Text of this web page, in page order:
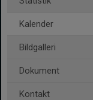
Kalender
Bildgalleri
Dokument
Kontakt